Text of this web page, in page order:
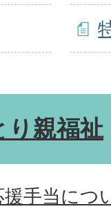
り親福祉
手当につ